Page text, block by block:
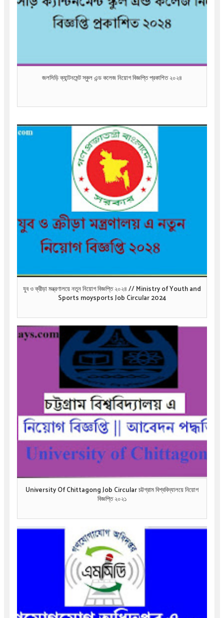
জলসিড়ি ক্যান্টনমেন্ট স্কুল এন্ড কলেজ নিয়োগ বিজ্ঞপ্তি প্রকাশিত ২০২৪
যুব ও ক্রীড়া মন্ত্রণালয়ে নতুন নিয়োগ বিজ্ঞপ্তি ২০২৪ // Ministry of Youth and
Sports moysports Job Circular 2024
University Of Chittagong Job Circular চট্টগ্রাম বিশ্ববিদ্যালয়ে নিয়োগ
বিজ্ঞপ্তি ২০২১